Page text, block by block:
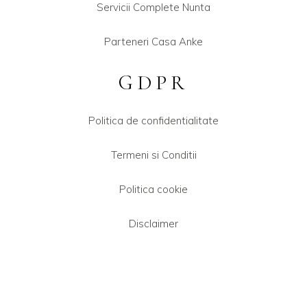
Servicii Complete Nunta
Parteneri Casa Anke
GDPR
Politica de confidentialitate
Termeni si Conditii
Politica cookie
Disclaimer